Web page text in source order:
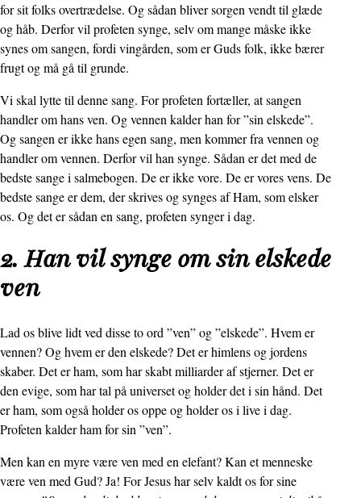
for sit folks overtrædelse. Og sådan bliver sorgen vendt til glæde
og håb. Derfor vil profeten synge, selv om mange måske ikke
synes om sangen, fordi vingården, som er Guds folk, ikke bærer
frugt og må gå til grunde.
Vi skal lytte til denne sang. For profeten fortæller, at sangen
handler om hans ven. Og vennen kalder han for ”sin elskede”.
Og sangen er ikke hans egen sang, men kommer fra vennen og
handler om vennen. Derfor vil han synge. Sådan er det med de
bedste sange i salmebogen. De er ikke vore. De er vores vens. De
bedste sange er dem, der skrives og synges af Ham, som elsker
os. Og det er sådan en sang, profeten synger i dag.
2. Han vil synge om sin elskede
ven
Lad os blive lidt ved disse to ord ”ven” og ”elskede”. Hvem er
vennen? Og hvem er den elskede? Det er himlens og jordens
skaber. Det er ham, som har skabt milliarder af stjerner. Det er
den evige, som har tal på universet og holder det i sin hånd. Det
er ham, som også holder os oppe og holder os i live i dag.
Profeten kalder ham for sin ”ven”.
Men kan en myre være ven med en elefant? Kan et menneske
være ven med Gud? Ja! For Jesus har selv kaldt os for sine